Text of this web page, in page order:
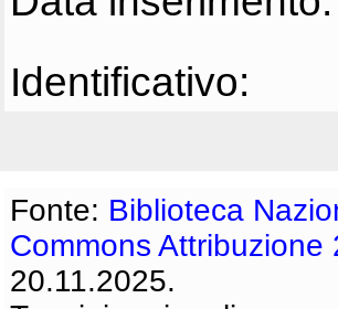
Identificativo:
Fonte: Biblioteca
Commons Attribuzione
20.11.2025.